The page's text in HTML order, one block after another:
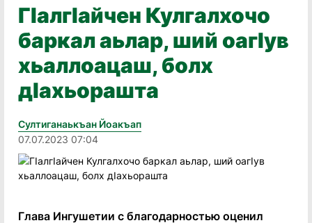
ГӀалгӀайчен Кулгалхочо
баркал аьлар, ший оагӀув
хьаллоацаш, болх
дӀахьорашта
Султиганаькъан Йоакъап
07.07.2023 07:04
Глава Ингушетии с благодарностью оценил